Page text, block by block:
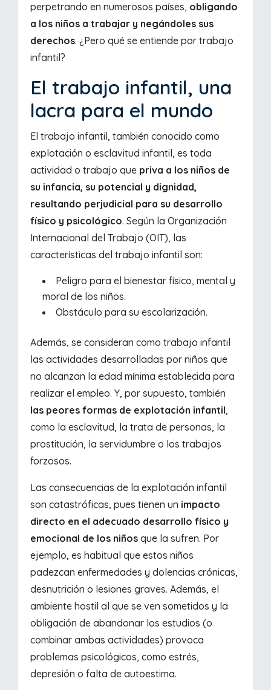
perpetrando en numerosos países, obligando
a los niños a trabajar y negándoles sus
derechos. ¿Pero qué se entiende por trabajo
infantil?
El trabajo infantil, una
lacra para el mundo
El trabajo infantil, también conocido como
explotación o esclavitud infantil, es toda
actividad o trabajo que priva a los niños de
su infancia, su potencial y dignidad,
resultando perjudicial para su desarrollo
físico y psicológico. Según la Organización
Internacional del Trabajo (OIT), las
características del trabajo infantil son:
Peligro para el bienestar físico, mental y
moral de los niños.
Obstáculo para su escolarización.
Además, se consideran como trabajo infantil
las actividades desarrolladas por niños que
no alcanzan la edad mínima establecida para
realizar el empleo. Y, por supuesto, también
las peores formas de explotación infantil,
como la esclavitud, la trata de personas, la
prostitución, la servidumbre o los trabajos
forzosos.
Las consecuencias de la explotación infantil
son catastróficas, pues tienen un impacto
directo en el adecuado desarrollo físico y
emocional de los niños que la sufren. Por
ejemplo, es habitual que estos niños
padezcan enfermedades y dolencias crónicas,
desnutrición o lesiones graves. Además, el
ambiente hostil al que se ven sometidos y la
obligación de abandonar los estudios (o
combinar ambas actividades) provoca
problemas psicológicos, como estrés,
depresión o falta de autoestima.